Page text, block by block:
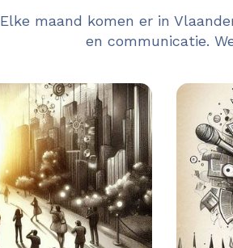
Elke maand komen er in
en communicatie.